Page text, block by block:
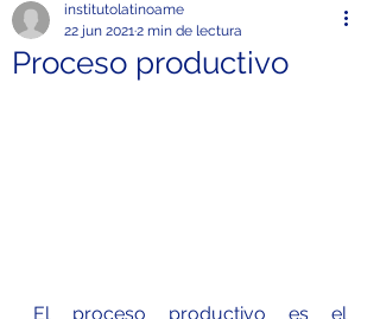
Proceso productivo
institutolatinoame
22 jun 20212 min de lectura
El proceso productivo es el